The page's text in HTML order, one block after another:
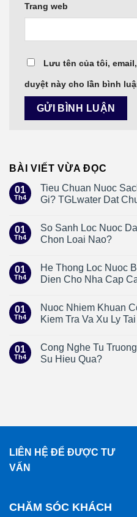
Trang web
Lưu tên của tôi,
duyệt này cho lần bình
BÀI VIẾT VỪA ĐỌC
01
Th4
Tieu Chuan Nuoc
Gi? TGLwater Dat
01
Th4
So Sanh Loc Nuoc
Chon Loai Nao?
01
Th4
He Thong Loc Nuoc
Dien Cho Nha Cap
01
Th4
Nuoc Nhiem Khuan
Kiem Tra Va Xu Ly
01
Th4
Cong Nghe Tu
Su Hieu Qua?
LIÊN HỆ ĐỂ ĐƯỢC TƯ
VẤN
CHĂM SÓC KHÁCH